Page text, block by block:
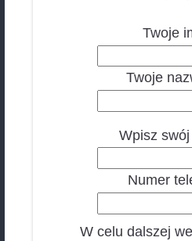
Wybierz
którego
Egzamin
FCE